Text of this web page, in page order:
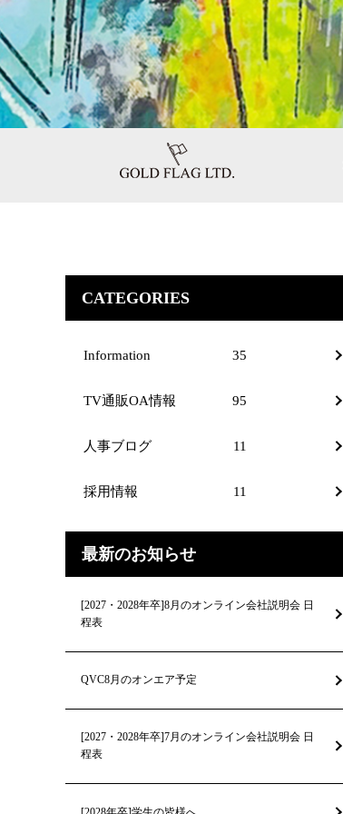
CATEGORIES
Information 35
TV通販OA情報 95
人事ブログ 11
採用情報 11
最新のお知らせ
[2027・2028年卒]8月のオンライン会社説明会 日
程表
QVC8月のオンエア予定
[2027・2028年卒]7月のオンライン会社説明会 日
程表